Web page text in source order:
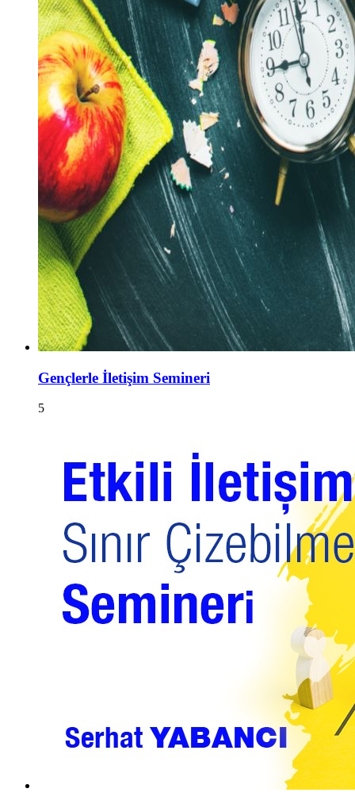
Gençlerle İletişim Semineri
5